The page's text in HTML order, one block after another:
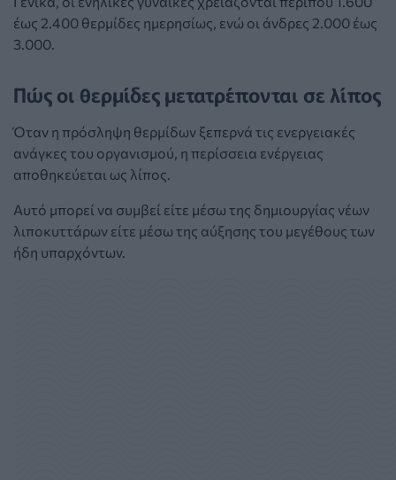
έως 2.400 θερμίδες ημερησίως, ενώ οι άνδρες 2.000 έως
3.000.
Πώς οι θερμίδες μετατρέπονται σε λίπος
Όταν η πρόσληψη θερμίδων ξεπερνά τις ενεργειακές
ανάγκες του οργανισμού, η περίσσεια ενέργειας
αποθηκεύεται ως λίπος.
Αυτό μπορεί να συμβεί είτε μέσω της δημιουργίας νέων
λιποκυττάρων είτε μέσω της αύξησης του μεγέθους των
ήδη υπαρχόντων.